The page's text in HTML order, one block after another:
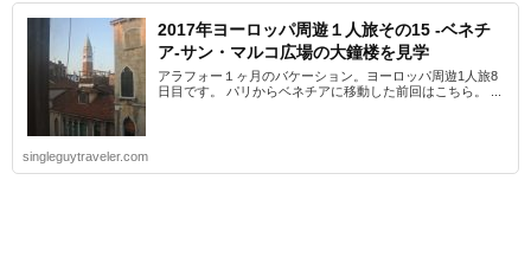
2017年ヨーロッパ周遊１人旅その15 -ベネチ
ア-サン・マルコ広場の大鐘楼を見学
アラフォー１ヶ月のバケーション。ヨーロッパ周遊1人旅8
日目です。 パリからベネチアに移動した前回はこちら。 ...
singleguytraveler.com